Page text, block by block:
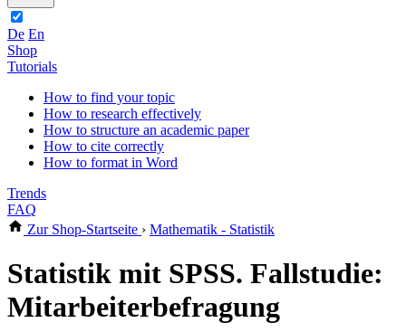
De En
Shop
Tutorials
How to find your topic
How to research effectively
How to structure an academic paper
How to cite correctly
How to format in Word
Trends
FAQ
Zur Shop-Startseite › Mathematik - Statistik
Statistik mit SPSS. Fallstudie:
Mitarbeiterbefragung